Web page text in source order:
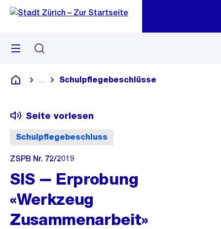
Navigation
Sprunglink
Menü
Deutsch
Blende alle Breadcrumbs ein
Schulpflegebeschlüsse
Schulpflegebeschluss
Seite vorlesen
ZSPB Nr. 72/2019
SIS ‒ Erprobung
«Werkzeug
Zusammenarbeit»